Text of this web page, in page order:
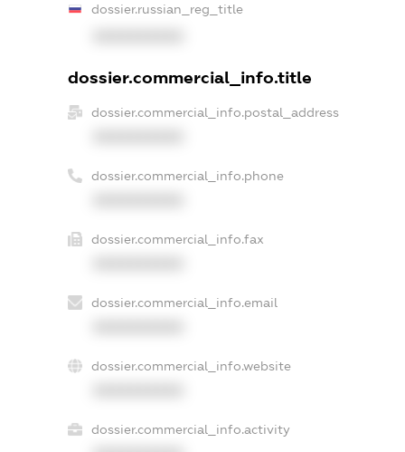
dossier.russian_reg_title
dossier.commercial_info.title
dossier.commercial_info.postal_address
dossier.commercial_info.phone
dossier.commercial_info.fax
dossier.commercial_info.email
dossier.commercial_info.website
dossier.commercial_info.activity